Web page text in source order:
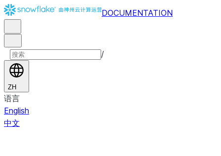
DOCUMENTATION
/
ZH
语言
English
中文